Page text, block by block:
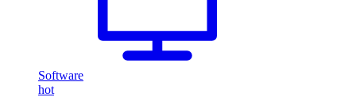
Software
hot